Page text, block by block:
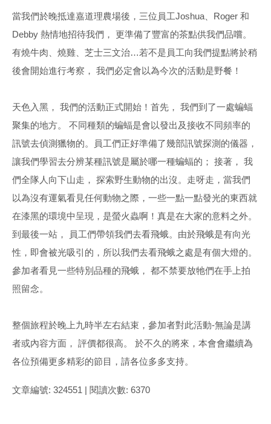
當我們於晚抵達嘉道理農場後，三位員工Joshua、Roger 和
Debby 熱情地招待我們， 更準備了豐富的茶點供我們品嚐。
有燒牛肉、燒雞、芝士三文治…若不是員工向我們提點將於稍
後會開始進行考察， 我們必定會以為今次的活動是野餐！
天色入黑， 我們的活動正式開始！首先， 我們到了一處蝙蝠
聚集的地方。 不同種類的蝙蝠是會以發出及接收不同頻率的
訊號去偵測獵物的。員工們正好準備了幾部訊號探測的儀器，
讓我們學習去分辨某種訊號是屬於哪一種蝙蝠的； 接著， 我
們全隊人向下山走， 探索野生動物的出沒。走呀走，當我們
以為沒有運氣看見任何動物之際，一些一點一點發光的東西就
在漆黑的環境中呈現，是螢火蟲啊！真是在大家的意料之外。
到最後一站， 員工們帶領我們去看飛蛾。由於飛蛾是有向光
性，即會被光吸引的，所以我們去看飛蛾之處是有個大燈的。
參加者看見一些特別品種的飛蛾， 都不禁要放牠們在手上拍
照留念。
整個旅程於晚上九時半左右結束，參加者對此活動-無論是講
者或內容方面， 評價都很高。 於不久的將來，本會會繼續為
各位預備更多精彩的節目，請各位多多支持。
文章編號: 324551 | 閱讀次數: 6370